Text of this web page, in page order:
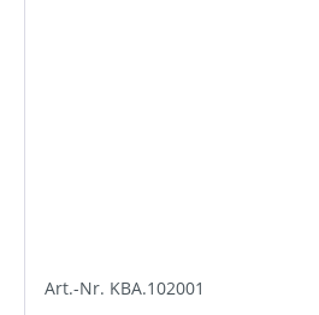
Art.-Nr. KBA.102001